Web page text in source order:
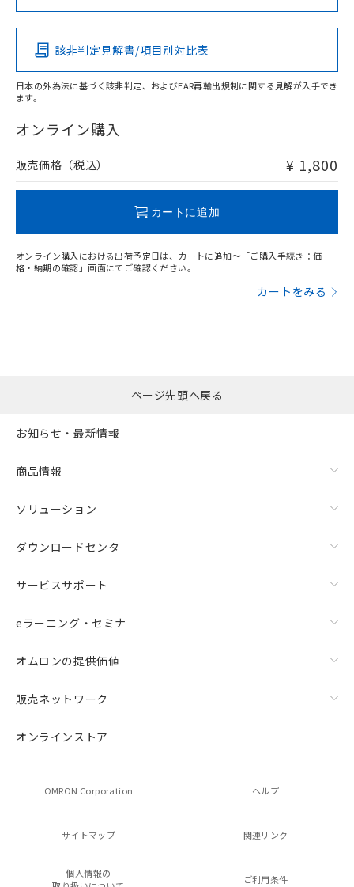
Pb Hg Cd Cr(VI)
O
在庫等で未対応品が混在する可能性があります。
問い合わせください。
この製品の規格認証/適合状況ページへ
その他の認証はこちらのページからご検索ください
該非判定見解書/項目別対比表
日本の外為法に基づく該非判定、およびEAR再輸出規制に関する見解が入手でき
ます。
オンライン購入
販売価格（税込） ¥ 1,800
カートに追加
オンライン購入における出荷予定日は、カートに追加～「ご購入手続き：価
格・納期の確認」画面にてご確認ください。
カートをみる
ページ先頭へ戻る
お知らせ・最新情報
商品情報
ソリューション
ダウンロードセンタ
サービスサポート
eラーニング・セミナ
オムロンの提供価値
販売ネットワーク
オンラインストア
OMRON Corporation ヘルプ
サイトマップ 関連リンク
個人情報の
ご利用条件